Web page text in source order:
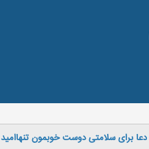
دعا برای سلامتی دوست خوبمون تنهاامید